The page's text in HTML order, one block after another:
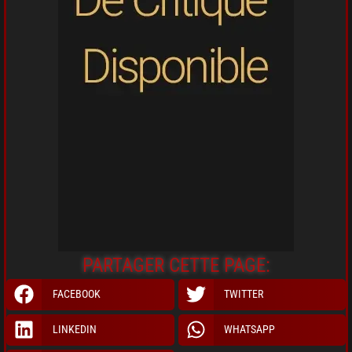
PARTAGER CETTE PAGE:
FACEBOOK TWITTER
LINKEDIN WHATSAPP